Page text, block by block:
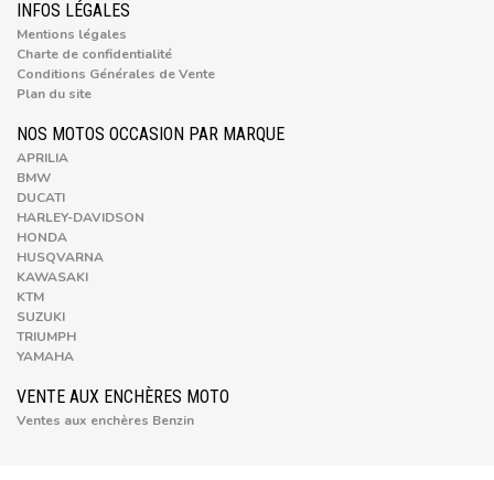
INFOS LÉGALES
Mentions légales
Charte de confidentialité
Conditions Générales de Vente
Plan du site
NOS MOTOS OCCASION PAR MARQUE
APRILIA
BMW
DUCATI
HARLEY-DAVIDSON
HONDA
HUSQVARNA
KAWASAKI
KTM
SUZUKI
TRIUMPH
YAMAHA
VENTE AUX ENCHÈRES MOTO
Ventes aux enchères Benzin